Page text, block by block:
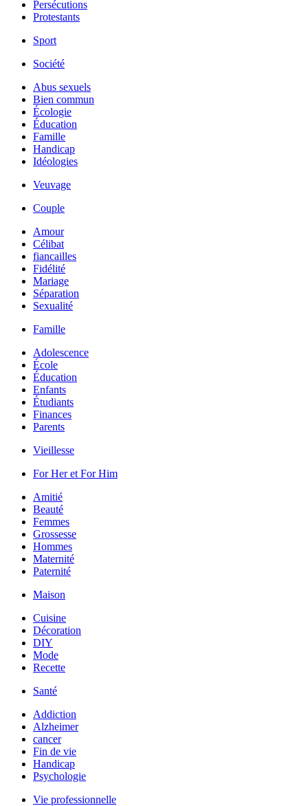
Persécutions
Protestants
Sport
Société
Abus sexuels
Bien commun
Écologie
Éducation
Famille
Handicap
Idéologies
Veuvage
Couple
Amour
Célibat
fiancailles
Fidélité
Mariage
Séparation
Sexualité
Famille
Adolescence
École
Éducation
Enfants
Étudiants
Finances
Parents
Vieillesse
For Her et For Him
Amitié
Beauté
Femmes
Grossesse
Hommes
Maternité
Paternité
Maison
Cuisine
Décoration
DIY
Mode
Recette
Santé
Addiction
Alzheimer
cancer
Fin de vie
Handicap
Psychologie
Vie professionnelle